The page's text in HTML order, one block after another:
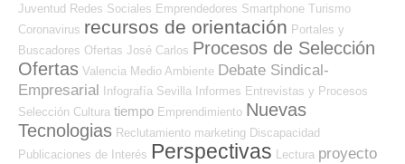
Juventud Redes Sociales Emprendedores Smartphone Turismo
Coronavirus recursos de orientación Portales y
Buscadores Ofertas José Carlos Procesos de Selección
Ofertas Valencia Medio Ambiente Debate Sindical-
Empresarial Infografía Sevilla Informes Entrevistas y Procesos
Selección Cultura tiempo Emprendimiento Nuevas
Tecnologias Reclutamiento marketing Discapacidad
Publicaciones de Interés Perspectivas Lectura proyecto